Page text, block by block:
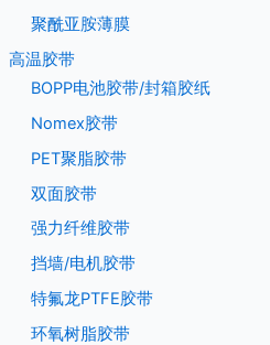
聚酰亚胺薄膜
高温胶带
BOPP电池胶带/封箱胶纸
Nomex胶带
PET聚脂胶带
双面胶带
强力纤维胶带
挡墙/电机胶带
特氟龙PTFE胶带
环氧树脂胶带